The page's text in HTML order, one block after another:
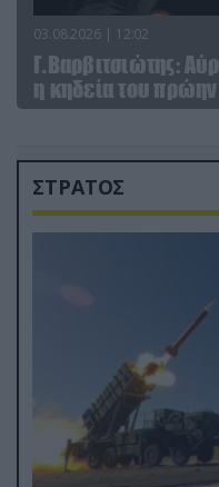
03.08.2026 | 12:02
Γ.Βαρβιτσιώτης:
η κηδεία του
ΣΤΡΑΤΟΣ